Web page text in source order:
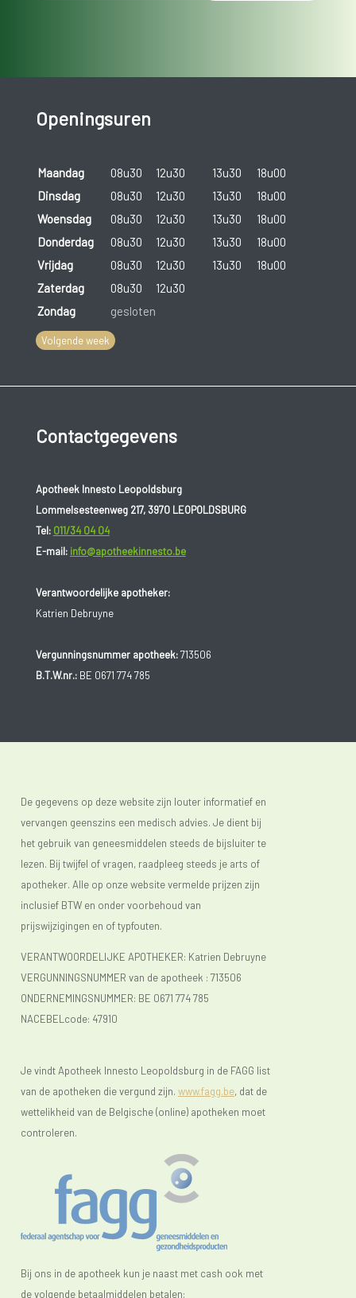
Openingsuren
Maandag 08u30 12u30 13u30
18u00
Dinsdag
08u30 12u30 13u30
18u00
Woensdag
08u30 12u30 13u30
18u00
Donderdag
08u30 12u30 13u30
18u00
Vrijdag
08u30 12u30 13u30
18u00
Zaterdag
08u30
12u30
Zondag
gesloten
Volgende week
Contactgegevens
Apotheek Innesto Leopoldsburg
Lommelsesteenweg 217, 3970 LEOPOLDSBURG
Tel: 011/34 04 04
E-mail: info@apotheekinnesto.be
Verantwoordelijke apotheker:
Katrien Debruyne
Vergunningsnummer apotheek:713506
B.T.W.nr.:BE 0671 774 785
De gegevens op deze website zijn louter informatief en
vervangen geenszins een medisch advies. Je dient bij
het gebruik van geneesmiddelen steeds de bijsluiter te
lezen. Bij twijfel of vragen, raadpleeg steeds je arts of
apotheker. Alle op onze website vermelde prijzen zijn
inclusief BTW en onder voorbehoud van
prijswijzigingen en of typfouten.
VERANTWOORDELIJKE APOTHEKER: Katrien Debruyne
VERGUNNINGSNUMMER van de apotheek : 713506
ONDERNEMINGSNUMMER: BE 0671 774 785
NACEBELcode: 47910
Je vindt Apotheek Innesto Leopoldsburg in de FAGG list
van de apotheken die vergund zijn. www.fagg.be, dat de
wettelikheid van de Belgische (online) apotheken moet
controleren.
Bij ons in de apotheek kun je naast met cash ook met
de volgende betaalmiddelen betalen: